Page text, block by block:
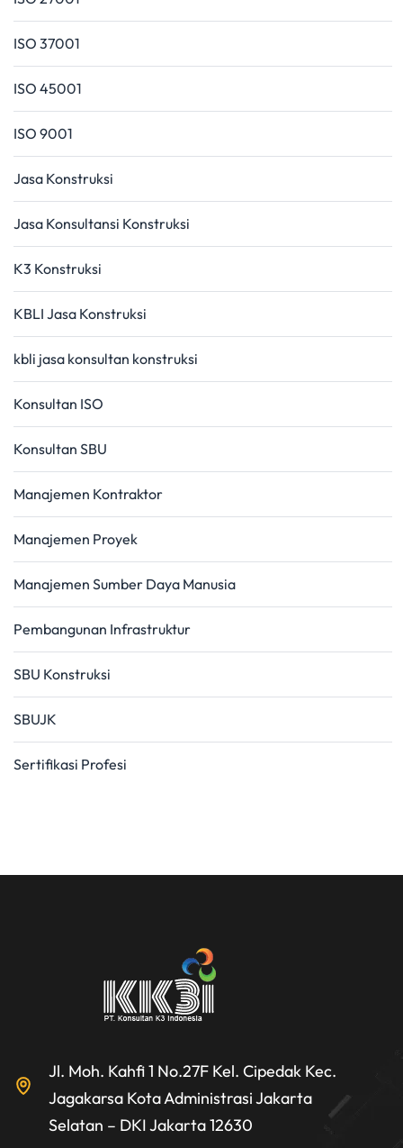
ISO 37001
ISO 45001
ISO 9001
Jasa Konstruksi
Jasa Konsultansi Konstruksi
K3 Konstruksi
KBLI Jasa Konstruksi
kbli jasa konsultan konstruksi
Konsultan ISO
Konsultan SBU
Manajemen Kontraktor
Manajemen Proyek
Manajemen Sumber Daya Manusia
Pembangunan Infrastruktur
SBU Konstruksi
SBUJK
Sertifikasi Profesi
Jl. Moh. Kahfi 1 No.27F Kel. Cipedak Kec.
Jagakarsa Kota Administrasi Jakarta
Selatan – DKI Jakarta 12630